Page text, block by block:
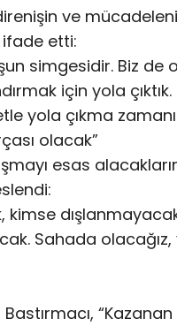
ve
ifade etti:
simgesidir. Biz de
için yola çıktık.
yola çıkma
olacak”
esas
kimse
Sahada
“Kazanan